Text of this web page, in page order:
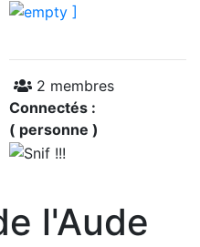
]
2 membres
Connectés :
( personne )
l'Aude